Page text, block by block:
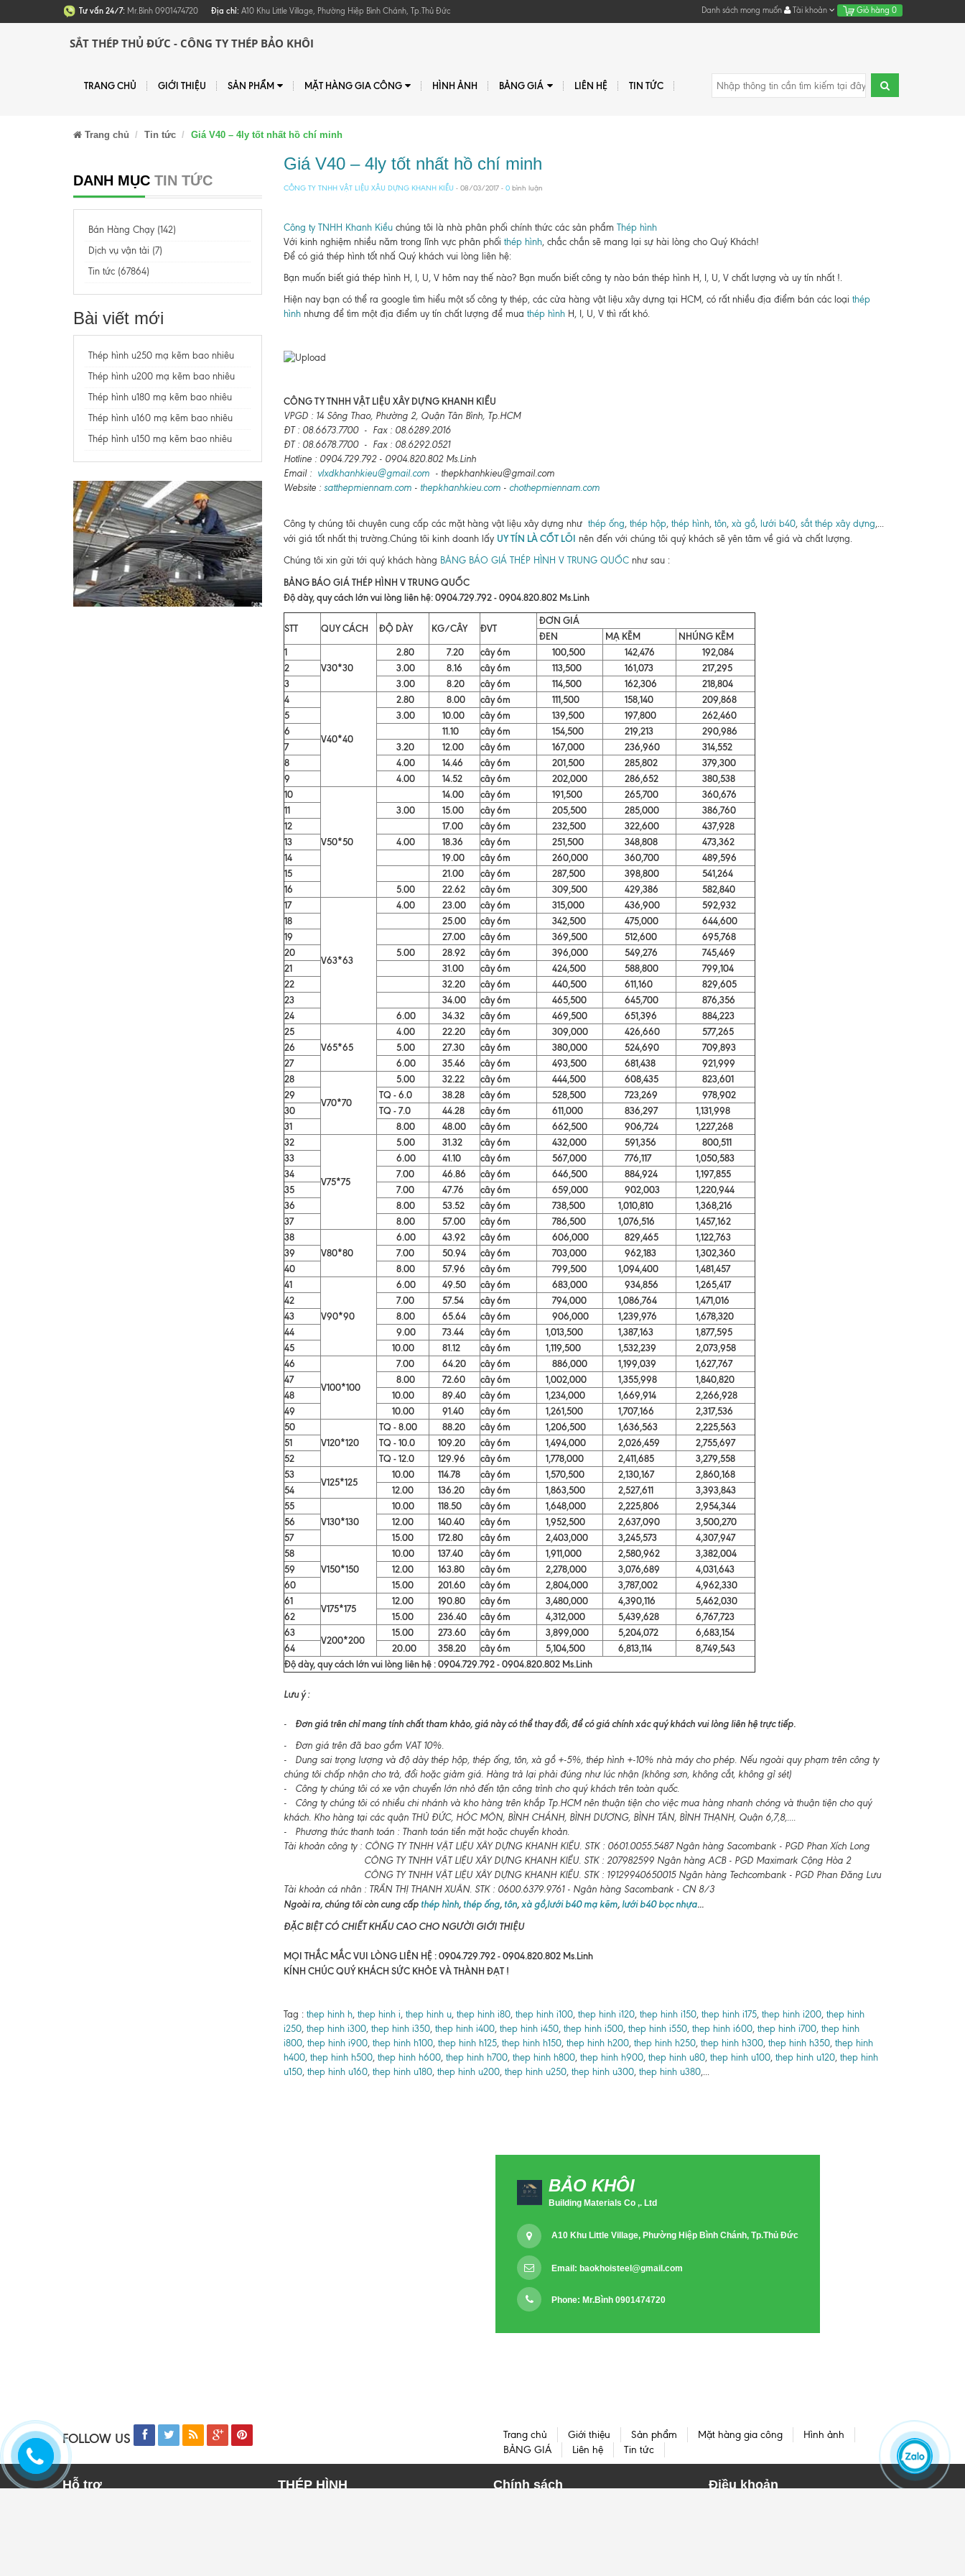
Tư vấn 24/7: Mr.Bình 0901474720 Địa chỉ: A10 Khu Little Village, Phường Hiệp Bình Chánh, Tp.Thủ Đức Danh sách mong muốn Tài khoản Giỏ hàng 0
SẮT THÉP THỦ ĐỨC - CÔNG TY THÉP BẢO KHÔI
TRANG CHỦ GIỚI THIỆU SẢN PHẨM MẶT HÀNG GIA CÔNG HÌNH ẢNH BẢNG GIÁ LIÊN HỆ TIN TỨC
Trang chủ Tin tức Giá V40 – 4ly tốt nhất hồ chí minh
DANH MỤC TIN TỨC
Bán Hàng Chạy (142)
Dịch vụ vận tải (7)
Tin tức (67864)
Bài viết mới
Thép hình u250 mạ kẽm bao nhiêu
Thép hình u200 mạ kẽm bao nhiêu
Thép hình u180 mạ kẽm bao nhiêu
Thép hình u160 mạ kẽm bao nhiêu
Thép hình u150 mạ kẽm bao nhiêu
Giá V40 – 4ly tốt nhất hồ chí minh
CÔNG TY TNHH VẬT LIỆU XÂU DỰNG KHANH KIỀU - 08/03/2017 - 0bình luận
Công ty TNHH Khanh Kiềuchúng tôi là nhà phân phối chính thức các sản phẩm Thép hình
Với kinh nghiệm nhiều năm trong lĩnh vực phân phối thép hình, chắc chắn sẽ mang lại sự hài lòng cho Quý Khách!
Để có giá thép hình tốt nhấ Quý khách vui lòng liên hệ:
Bạn muốn biết giá thép hình H, I, U, V hôm nay thế nào? Bạn muốn biết công ty nào bán thép hình H, I, U, V chất lượng và uy tín nhất !.
Hiện nay bạn có thể ra google tìm hiểu một số công ty thép, các cửa hàng vật liệu xây dựng tại HCM, có rất nhiều địa điểm bán các loại thép
hìnhnhưng để tìm một địa điểm uy tín chất lượng để mua thép hìnhH, I, U, V thì rất khó.
CÔNG TY TNHH VẬT LIỆU XÂY DỰNG KHANH KIỀU
VPGD : 14 Sông Thao, Phường 2, Quận Tân Bình, Tp.HCM
ĐT : 08.6673.7700 - Fax : 08.6289.2016
ĐT : 08.6678.7700 - Fax : 08.6292.0521
Hotline : 0904.729.792 - 0904.820.802 Ms.Linh
Email : vlxdkhanhkieu@gmail.com- thepkhanhkieu@gmail.com
Website : satthepmiennam.com- thepkhanhkieu.com- chothepmiennam.com
Công ty chúng tôi chuyên cung cấp các mặt hàng vật liệu xây dựng như thép ống, thép hộp, thép hình, tôn, xà gồ, lưới b40, sắt thép xây dựng,...
với giá tốt nhất thị trường.Chúng tôi kinh doanh lấy UY TÍN LÀ CỐT LÕI nên đến với chúng tôi quý khách sẽ yên tâm về giá và chất lượng.
Chúng tôi xin gửi tới quý khách hàng BẢNG BÁO GIÁ THÉP HÌNH V TRUNG QUỐCnhư sau :
BẢNG BÁO GIÁ THÉP HÌNH V TRUNG QUỐC
Độ dày, quy cách lớn vui lòng liên hệ: 0904.729.792 - 0904.820.802 Ms.Linh
STT QUY CÁCH ĐỘ DÀY KG/CÂY ĐVT
ĐƠN GIÁ
ĐEN
MẠ KẼM
NHÚNG KẼM
1
V30*30
2.80 7.20 cây 6m 100,500 142,476
192,084
2
3.00 8.16 cây 6m 113,500 161,073
217,295
3
3.00 8.20 cây 6m 114,500 162,306
218,804
4
V40*40
2.80 8.00 cây 6m 111,500 158,140
209,868
5
3.00 10.00 cây 6m 139,500 197,800
262,460
6
11.10 cây 6m 154,500 219,213
290,986
7
3.20 12.00 cây 6m 167,000 236,960
314,552
8
4.00 14.46 cây 6m 201,500 285,802
379,300
9
4.00 14.52 cây 6m 202,000 286,652
380,538
10
V50*50
14.00 cây 6m 191,500 265,700
360,676
11
3.00 15.00 cây 6m 205,500 285,000
386,760
12
17.00 cây 6m 232,500 322,600
437,928
13
4.00 18.36 cây 6m 251,500 348,808
473,362
14
19.00 cây 6m 260,000 360,700
489,596
15
21.00 cây 6m 287,500 398,800
541,264
16
5.00 22.62 cây 6m 309,500 429,386
582,840
17
V63*63
4.00 23.00 cây 6m 315,000 436,900
592,932
18
25.00 cây 6m 342,500 475,000
644,600
19
27.00 cây 6m 369,500 512,600
695,768
20
5.00 28.92 cây 6m 396,000 549,276
745,469
21
31.00 cây 6m 424,500 588,800
799,104
22
32.20 cây 6m 440,500 611,160
829,605
23
34.00 cây 6m 465,500 645,700
876,356
24
6.00 34.32 cây 6m 469,500 651,396
884,223
25
V65*65
4.00 22.20 cây 6m 309,000 426,660
577,265
26
5.00 27.30 cây 6m 380,000 524,690
709,893
27
6.00 35.46 cây 6m 493,500 681,438
921,999
28
V70*70
5.00 32.22 cây 6m 444,500 608,435
823,601
29
TQ - 6.0 38.28 cây 6m 528,500 723,269
978,902
30
TQ - 7.0 44.28 cây 6m 611,000 836,297
1,131,998
31
8.00 48.00 cây 6m 662,500 906,724
1,227,268
32
V75*75
5.00 31.32 cây 6m 432,000 591,356
800,511
33
6.00 41.10 cây 6m 567,000 776,117
1,050,583
34
7.00 46.86 cây 6m 646,500 884,924
1,197,855
35
7.00 47.76 cây 6m 659,000 902,003
1,220,944
36
8.00 53.52 cây 6m 738,500 1,010,810
1,368,216
37
8.00 57.00 cây 6m 786,500 1,076,516
1,457,162
38
V80*80
6.00 43.92 cây 6m 606,000 829,465
1,122,763
39
7.00 50.94 cây 6m 703,000 962,183
1,302,360
40
8.00 57.96 cây 6m 799,500 1,094,400
1,481,457
41
V90*90
6.00 49.50 cây 6m 683,000 934,856
1,265,417
42
7.00 57.54 cây 6m 794,000 1,086,764
1,471,016
43
8.00 65.64 cây 6m 906,000 1,239,976
1,678,320
44
9.00 73.44 cây 6m 1,013,500 1,387,163
1,877,595
45
10.00 81.12 cây 6m 1,119,500 1,532,239
2,073,958
46
V100*100
7.00 64.20 cây 6m 886,000 1,199,039
1,627,767
47
8.00 72.60 cây 6m 1,002,000 1,355,998
1,840,820
48
10.00 89.40 cây 6m 1,234,000 1,669,914
2,266,928
49
10.00 91.40 cây 6m 1,261,500 1,707,166
2,317,536
50
V120*120
TQ - 8.00 88.20 cây 6m 1,206,500 1,636,563
2,225,563
51
TQ - 10.0 109.20 cây 6m 1,494,000 2,026,459
2,755,697
52
TQ - 12.0 129.96 cây 6m 1,778,000 2,411,685
3,279,558
53
V125*125
10.00 114.78 cây 6m 1,570,500 2,130,167
2,860,168
54
12.00 136.20 cây 6m 1,863,500 2,527,611
3,393,843
55
V130*130
10.00 118.50 cây 6m 1,648,000 2,225,806
2,954,344
56
12.00 140.40 cây 6m 1,952,500 2,637,090
3,500,270
57
15.00 172.80 cây 6m 2,403,000 3,245,573
4,307,947
58
V150*150
10.00 137.40 cây 6m 1,911,000 2,580,962
3,382,004
59
12.00 163.80 cây 6m 2,278,000 3,076,689
4,031,643
60
15.00 201.60 cây 6m 2,804,000 3,787,002
4,962,330
61
V175*175
12.00 190.80 cây 6m 3,480,000 4,390,116
5,462,030
62
15.00 236.40 cây 6m 4,312,000 5,439,628
6,767,723
63
V200*200
15.00 273.60 cây 6m 3,899,000 5,204,072
6,683,154
64
20.00 358.20 cây 6m 5,104,500 6,813,114
8,749,543
Độ dày, quy cách lớn vui lòng liên hệ : 0904.729.792 - 0904.820.802 Ms.Linh
Lưu ý :
- Đơn giá trên chỉ mang tính chất tham khảo, giá này có thể thay đổi, để có giá chính xác quý khách vui lòng liên hệ trực tiếp.
- Đơn giá trên đã bao gồm VAT 10%.
- Dung sai trọng lượng và độ dày thép hộp, thép ống, tôn, xà gồ +-5%, thép hình +-10% nhà máy cho phép. Nếu ngoài quy phạm trên công ty
chúng tôi chấp nhận cho trả, đổi hoặc giảm giá. Hàng trả lại phải đúng như lúc nhận (không sơn, không cắt, không gỉ sét)
- Công ty chúng tôi có xe vận chuyển lớn nhỏ đến tận công trình cho quý khách trên toàn quốc.
- Công ty chúng tôi có nhiều chi nhánh và kho hàng trên khắp Tp.HCM nên thuận tiện cho việc mua hàng nhanh chóng và thuận tiện cho quý
khách. Kho hàng tại các quận THỦ ĐỨC, HÓC MÔN, BÌNH CHÁNH, BÌNH DƯƠNG, BÌNH TÂN, BÌNH THẠNH, Quận 6,7,8,....
- Phương thức thanh toán : Thanh toán tiền mặt hoặc chuyển khoản.
Tài khoản công ty : CÔNG TY TNHH VẬT LIỆU XÂY DỰNG KHANH KIỀU. STK : 0601.0055.5487 Ngân hàng Sacombank - PGD Phan Xích Long
CÔNG TY TNHH VẬT LIỆU XÂY DỰNG KHANH KIỀU. STK : 207982599 Ngân hàng ACB - PGD Maximark Cộng Hòa 2
CÔNG TY TNHH VẬT LIỆU XÂY DỰNG KHANH KIỀU. STK : 19129940650015 Ngân hàng Techcombank - PGD Phan Đăng Lưu
Tài khoản cá nhân : TRẦN THỊ THANH XUÂN. STK : 0600.6379.9761 - Ngân hàng Sacombank - CN 8/3
Ngoài ra, chúng tôi còn cung cấpthép hình,thép ống, tôn, xà gồ,lưới b40 mạ kẽm, lưới b40 bọc nhựa...
ĐẶC BIỆT CÓ CHIẾT KHẤU CAO CHO NGƯỜI GIỚI THIỆU
MỌI THẮC MẮC VUI LÒNG LIÊN HỆ : 0904.729.792 - 0904.820.802 Ms.Linh
KÍNH CHÚC QUÝ KHÁCH SỨC KHỎE VÀ THÀNH ĐẠT !
Tag : thep hinh h, thep hinh i, thep hinh u, thep hinh i80, thep hinh i100, thep hinh i120, thep hinh i150, thep hinh i175, thep hinh i200, thep hinh
i250, thep hinh i300, thep hinh i350, thep hinh i400, thep hinh i450, thep hinh i500, thep hinh i550, thep hinh i600, thep hinh i700, thep hinh
i800, thep hinh i900, thep hinh h100, thep hinh h125, thep hinh h150, thep hinh h200, thep hinh h250, thep hinh h300, thep hinh h350, thep hinh
h400, thep hinh h500, thep hinh h600, thep hinh h700, thep hinh h800, thep hinh h900, thep hinh u80, thep hinh u100, thep hinh u120, thep hinh
u150, thep hinh u160, thep hinh u180, thep hinh u200, thep hinh u250, thep hinh u300, thep hinh u380,...
BẢO KHÔI
Building Materials Co ,. Ltd
A10 Khu Little Village, Phường Hiệp Bình Chánh, Tp.Thủ Đức
Email:baokhoisteel@gmail.com
Phone: Mr.Bình 0901474720
FOLLOW US Trang chủ Giới thiệu Sản phẩm Mặt hàng gia công
Hình ảnh
BẢNG GIÁ
Liên hệ Tin tức
Hỗ trợ THÉP HÌNH Chính sách Điều khoản